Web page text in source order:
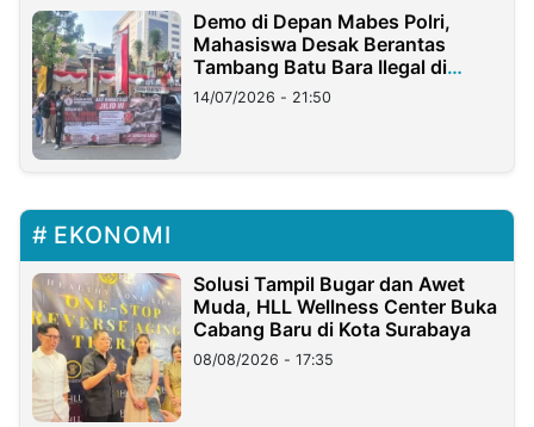
Demo di Depan Mabes Polri,
Mahasiswa Desak Berantas
Tambang Batu Bara Ilegal di
Lampung
14/07/2026 - 21:50
EKONOMI
Solusi Tampil Bugar dan Awet
Muda, HLL Wellness Center Buka
Cabang Baru di Kota Surabaya
08/08/2026 - 17:35